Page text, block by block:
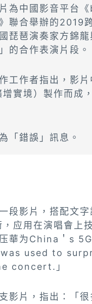
為中國影音平台
聯合舉辦的2019
琵琶演奏家方錦龍
的合作表演片段。
工作者指出，影片
增實境）製作而成
「錯誤」訊息。
段影片，搭配文字
，应用在演唱會上
華为China＇s 5G
used to
concert.」
影片，指出：「